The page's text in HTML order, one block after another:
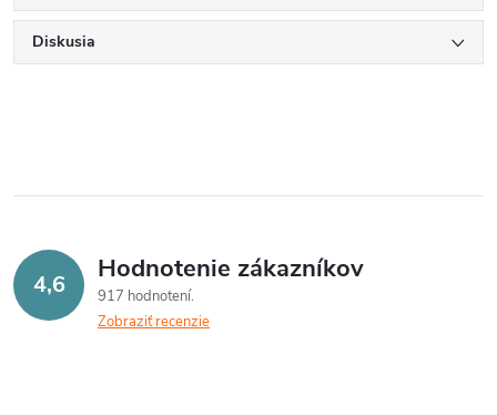
Diskusia
4,6 Hodnotenie zákazníkov
917 hodnotení
Zobraziť recenzie